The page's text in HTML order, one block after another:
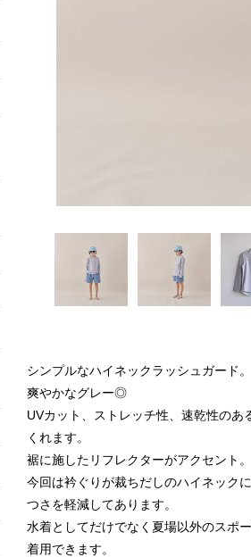
シンプルなハイネックラッシュガード。
爽やかなグレー◎
UVカット、ストレッチ性、速乾性のあ
くれます。
裾に施したリフレクターがアクセント。
今回は衿ぐりが裁ちだしのハイネック
つさを軽減してあります。
水着としてだけでなく夏場以外のスポ
着用できます。